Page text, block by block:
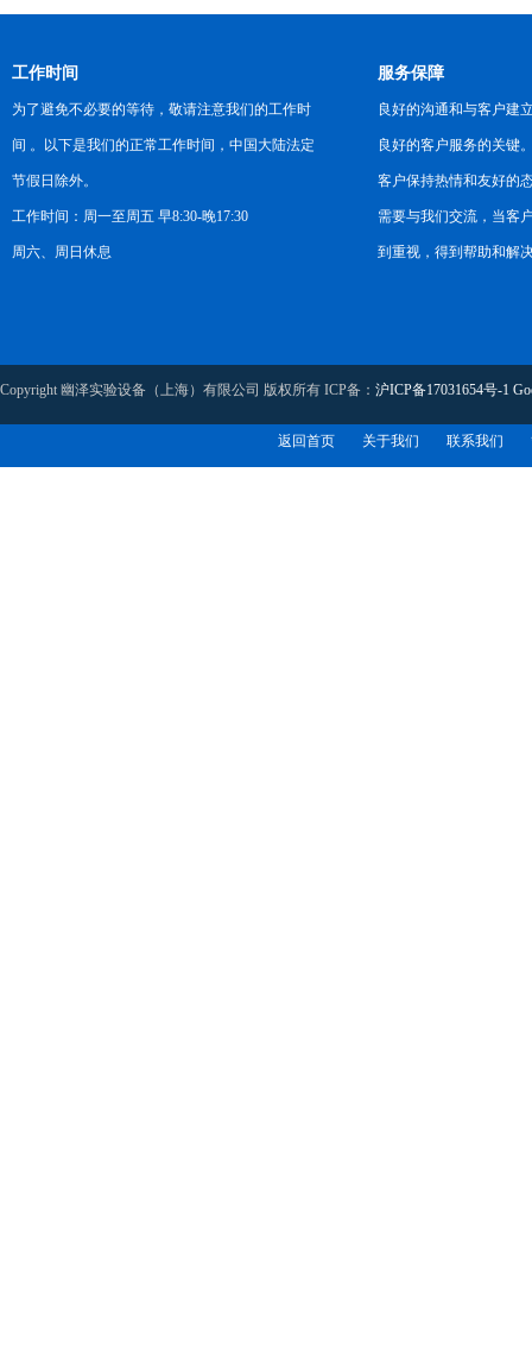
工作时间
为了避免不必要的等待，敬请注意我们的工作时
间 。以下是我们的正常工作时间，中国大陆法定
节假日除外。
工作时间：周一至周五 早8:30-晚17:30
周六、周日休息
服务保障
良好的沟通和与客户建
良好的客户服务的关键
客户保持热情和友好的
需要与我们交流，当客
到重视，得到帮助和解
Copyright 幽泽实验设备（上海）有限公司 版权所有 ICP备： 沪ICP备17031654号-1
返回首页 关于我们 联系我们